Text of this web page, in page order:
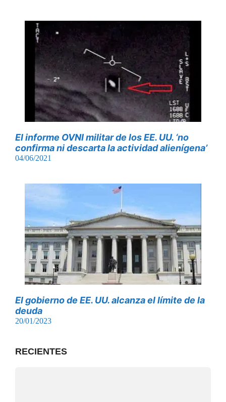
El informe OVNI militar de los EE. UU. ‘no
confirma ni descarta la actividad alienígena’
04/06/2021
El gobierno de EE. UU. alcanza el límite de la
deuda
20/01/2023
RECIENTES